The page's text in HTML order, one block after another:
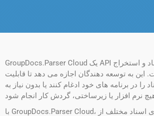
GroupDocs.Parser Cloud یک API تجزیه و تحلیل اسناد و استخراج
این به توسعه دهندگان اجازه می دهد تا قابلیت
را در برنامه های خود ادغام کنند یا بدون نیاز به
با GroupDocs.Parser Cloud، می‌توانید با فرمت‌های اسناد مختلف از